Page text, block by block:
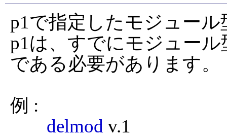
p1で指定したモジュー
p1は、すでにモジュー
である必要があります。
例 :
delmod v.1